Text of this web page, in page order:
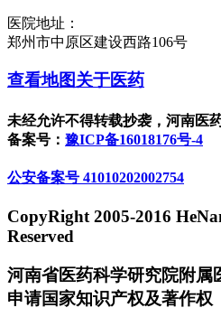
医院地址：
郑州市中原区建设西路106号
查看地图关于医药
未经允许不得转载抄袭，河南医
备案号： 豫ICP备16018176号-4
公安备案号 41010202002754
CopyRight 2005-2016
Reserved
河南省医药科学研究院附属
申请国家知识产权及著作权